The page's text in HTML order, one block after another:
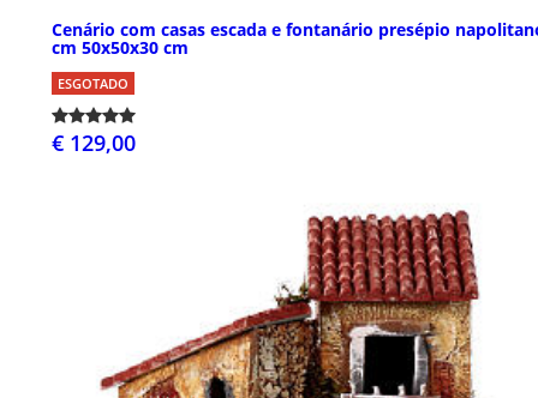
Cenário com casas escada e fontanário presépio
cm 50x50x30 cm
ESGOTADO
€ 129,00